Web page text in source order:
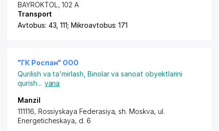
BAYROKTOL, 102 A
Transport
Avtobus: 43, 111; Mikroavtobus: 171
"ГК Роспан" ООО
Qurilish va ta'mirlash Binolar va sanoat obyektlarini
qurish... yana
Manzil
111116, Rossiyskaya Federasiya, sh. Moskva, ul.
Energeticheskaya, d. 6